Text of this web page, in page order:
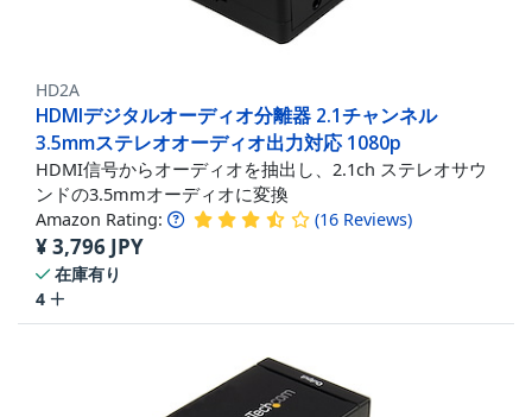
HD2A
HDMIデジタルオーディオ分離器 2.1チャンネル
3.5mmステレオオーディオ出力対応 1080p
HDMI信号からオーディオを抽出し、2.1ch ステレオサウ
ンドの3.5mmオーディオに変換
Amazon Rating: (16 Reviews)
¥3,796 JPY
在庫有り
4